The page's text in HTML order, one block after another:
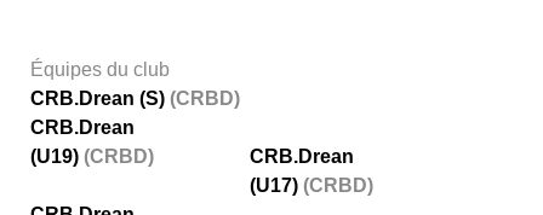
Équipes du club
CRB.Drean (S) (CRBD)
CRB.Drean
(U19) (CRBD)
CRB.Drean
(U17) (CRBD)